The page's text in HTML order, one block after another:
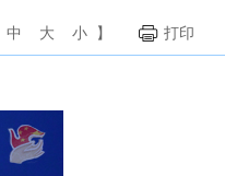
中 大 小 】 打印